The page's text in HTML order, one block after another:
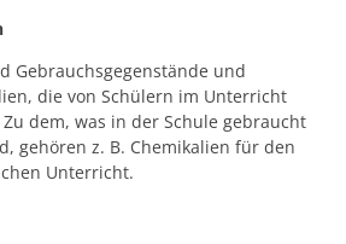
Gebrauchsgegenstände und
die von Schülern im Unterricht
dem, was in der Schule gebraucht
gehören z. B. Chemikalien für den
Unterricht.